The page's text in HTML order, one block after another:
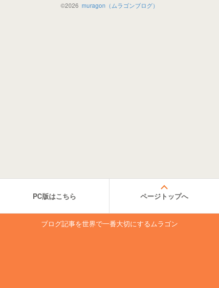
©2026 muragon（ムラゴンブログ）
PC版はこちら ページトップへ
ブログ記事を世界で一番大切にするムラゴン